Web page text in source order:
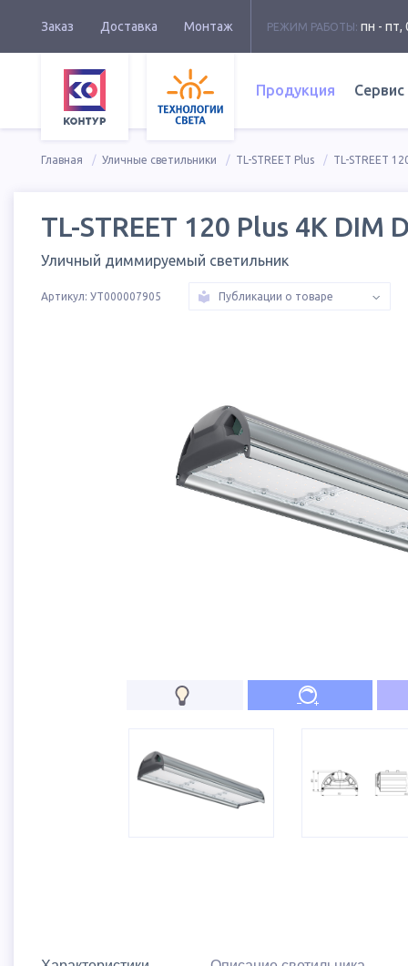
Заказ Доставка Монтаж РЕЖИМ РАБОТЫ: пн - пт,
Продукция Сервис
Главная Уличные светильники TL-STREET Plus TL-STREET
TL-STREET 120 Plus 4K DIM
Уличный диммируемый светильник
Артикул: УТ000007905 Публикации о товаре